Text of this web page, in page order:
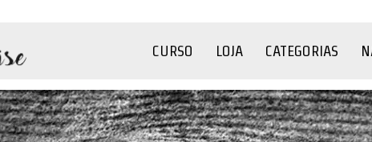
da
CURSO LOJA CATEGORIAS